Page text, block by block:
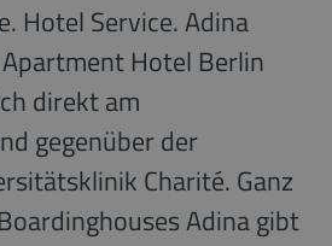
Hotel Service. Adina
Hotel Berlin
direkt am
gegenüber der
Charité. Ganz
Adina gibt